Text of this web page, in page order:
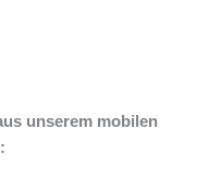
unserem mobilen